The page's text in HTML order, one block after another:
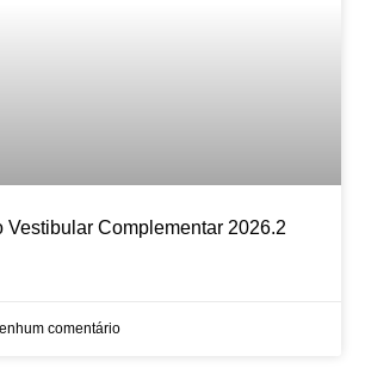
Vestibular Complementar 2026.2
comentário